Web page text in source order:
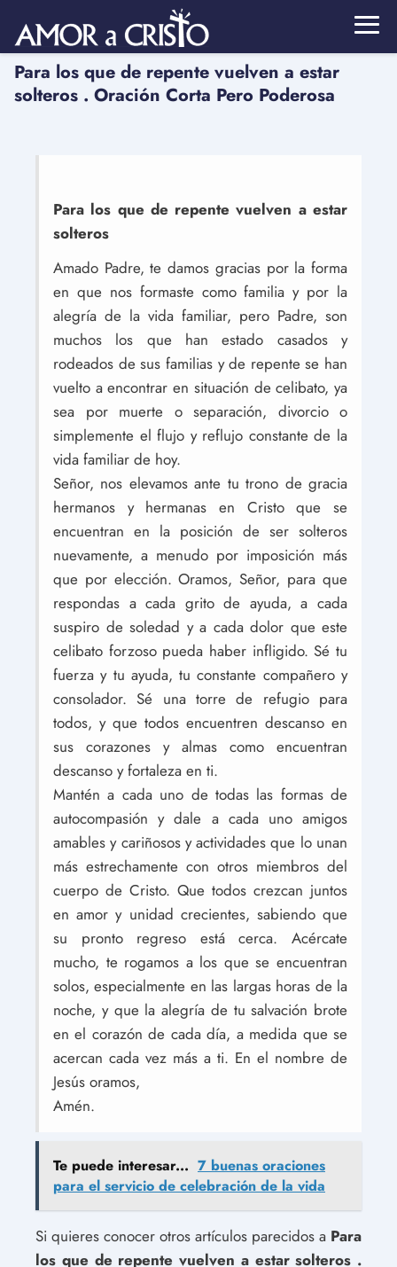
Para los que de repente vuelven a estar
solteros . Oración Corta Pero Poderosa
Para los que de repente vuelven a estar
solteros
Amado Padre, te damos gracias por la forma
en que nos formaste como familia y por la
alegría de la vida familiar, pero Padre, son
muchos los que han estado casados ​​y
rodeados de sus familias y de repente se han
vuelto a encontrar en situación de celibato, ya
sea por muerte o separación, divorcio o
simplemente el flujo y reflujo constante de la
vida familiar de hoy.
Señor, nos elevamos ante tu trono de gracia
hermanos y hermanas en Cristo que se
encuentran en la posición de ser solteros
nuevamente, a menudo por imposición más
que por elección. Oramos, Señor, para que
respondas a cada grito de ayuda, a cada
suspiro de soledad y a cada dolor que este
celibato forzoso pueda haber infligido. Sé tu
fuerza y ​​tu ayuda, tu constante compañero y
consolador. Sé una torre de refugio para
todos, y que todos encuentren descanso en
sus corazones y almas como encuentran
descanso y fortaleza en ti.
Mantén a cada uno de todas las formas de
autocompasión y dale a cada uno amigos
amables y cariñosos y actividades que lo unan
más estrechamente con otros miembros del
cuerpo de Cristo. Que todos crezcan juntos
en amor y unidad crecientes, sabiendo que
su pronto regreso está cerca. Acércate
mucho, te rogamos a los que se encuentran
solos, especialmente en las largas horas de la
noche, y que la alegría de tu salvación brote
en el corazón de cada día, a medida que se
acercan cada vez más a ti. En el nombre de
Jesús oramos,
Amén.
Te puede interesar... 7 buenas oraciones
para el servicio de celebración de la vida
Si quieres conocer otros artículos parecidos a Para
los que de repente vuelven a estar solteros .